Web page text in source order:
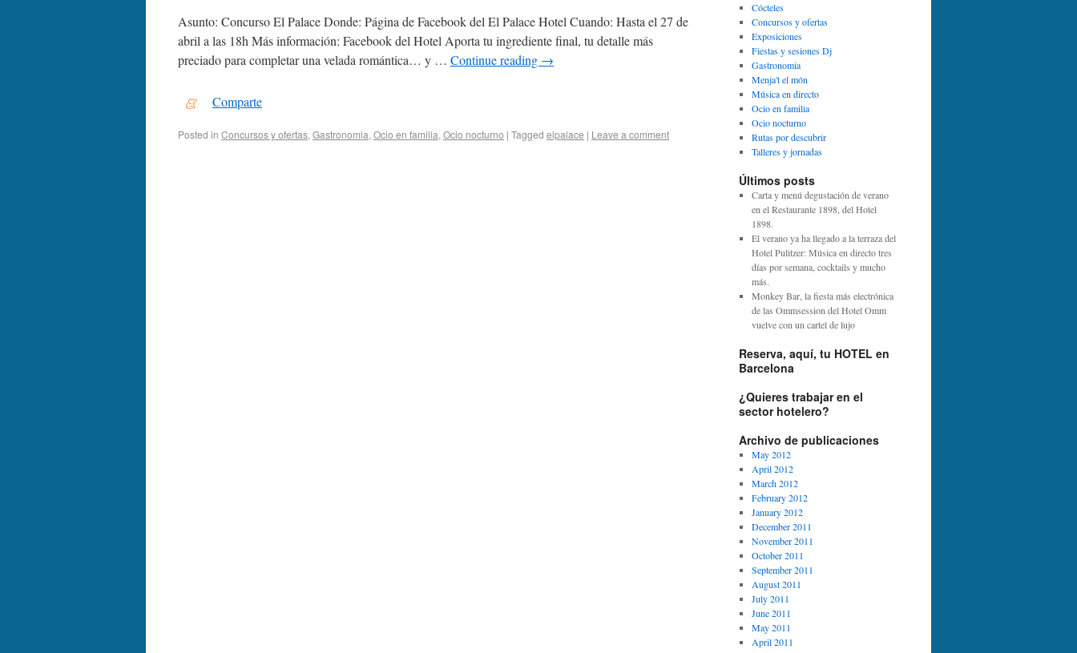
Asunto: Concurso El Palace Donde: Página de Facebook del El Palace Hotel Cuando: Hasta el 27 de
abril a las 18h Más información: Facebook del Hotel Aporta tu ingrediente final, tu detalle más
preciado para completar una velada romántica… y … Continue reading →
Comparte
Posted in Concursos y ofertas, Gastronomia, Ocio en familia, Ocio nocturno | Tagged elpalace | Leave a comment
Cócteles
Concursos y ofertas
Exposiciones
Fiestas y sesiones Dj
Gastronomia
Menja't el món
Música en directo
Ocio en familia
Ocio nocturno
Rutas por descubrir
Talleres y jornadas
Últimos posts
Carta y menú degustación de verano
en el Restaurante 1898, del Hotel
1898.
El verano ya ha llegado a la terraza del
Hotel Pulitzer: Música en directo tres
días por semana, cocktails y mucho
más.
Monkey Bar, la fiesta más electrónica
de las Ommsession del Hotel Omm
vuelve con un cartel de lujo
Reserva, aquí, tu HOTEL en
Barcelona
¿Quieres trabajar en el
sector hotelero?
Archivo de publicaciones
May 2012
April 2012
March 2012
February 2012
January 2012
December 2011
November 2011
October 2011
September 2011
August 2011
July 2011
June 2011
May 2011
April 2011